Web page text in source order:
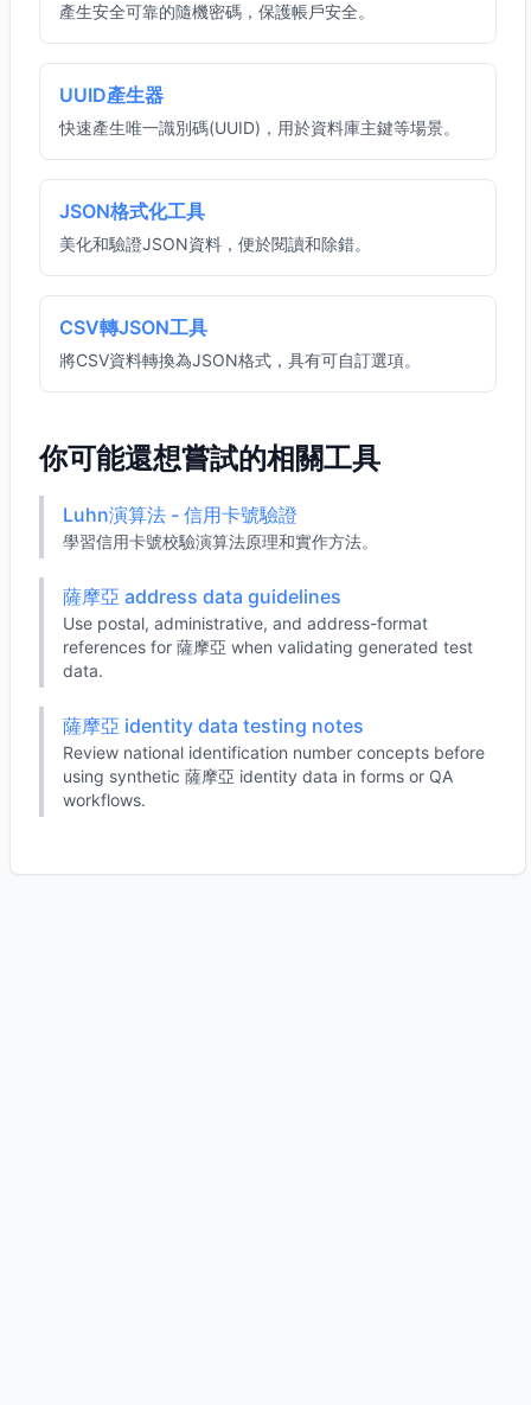
產生安全可靠的隨機密碼，保護帳戶安全。
UUID產生器
快速產生唯一識別碼(UUID)，用於資料庫主鍵等場景。
JSON格式化工具
美化和驗證JSON資料，便於閱讀和除錯。
CSV轉JSON工具
將CSV資料轉換為JSON格式，具有可自訂選項。
你可能還想嘗試的相關工具
Luhn演算法 - 信用卡號驗證
學習信用卡號校驗演算法原理和實作方法。
薩摩亞 address data guidelines
Use postal, administrative, and address-format
references for 薩摩亞 when validating generated test
data.
薩摩亞 identity data testing notes
Review national identification number concepts before
using synthetic 薩摩亞 identity data in forms or QA
workflows.